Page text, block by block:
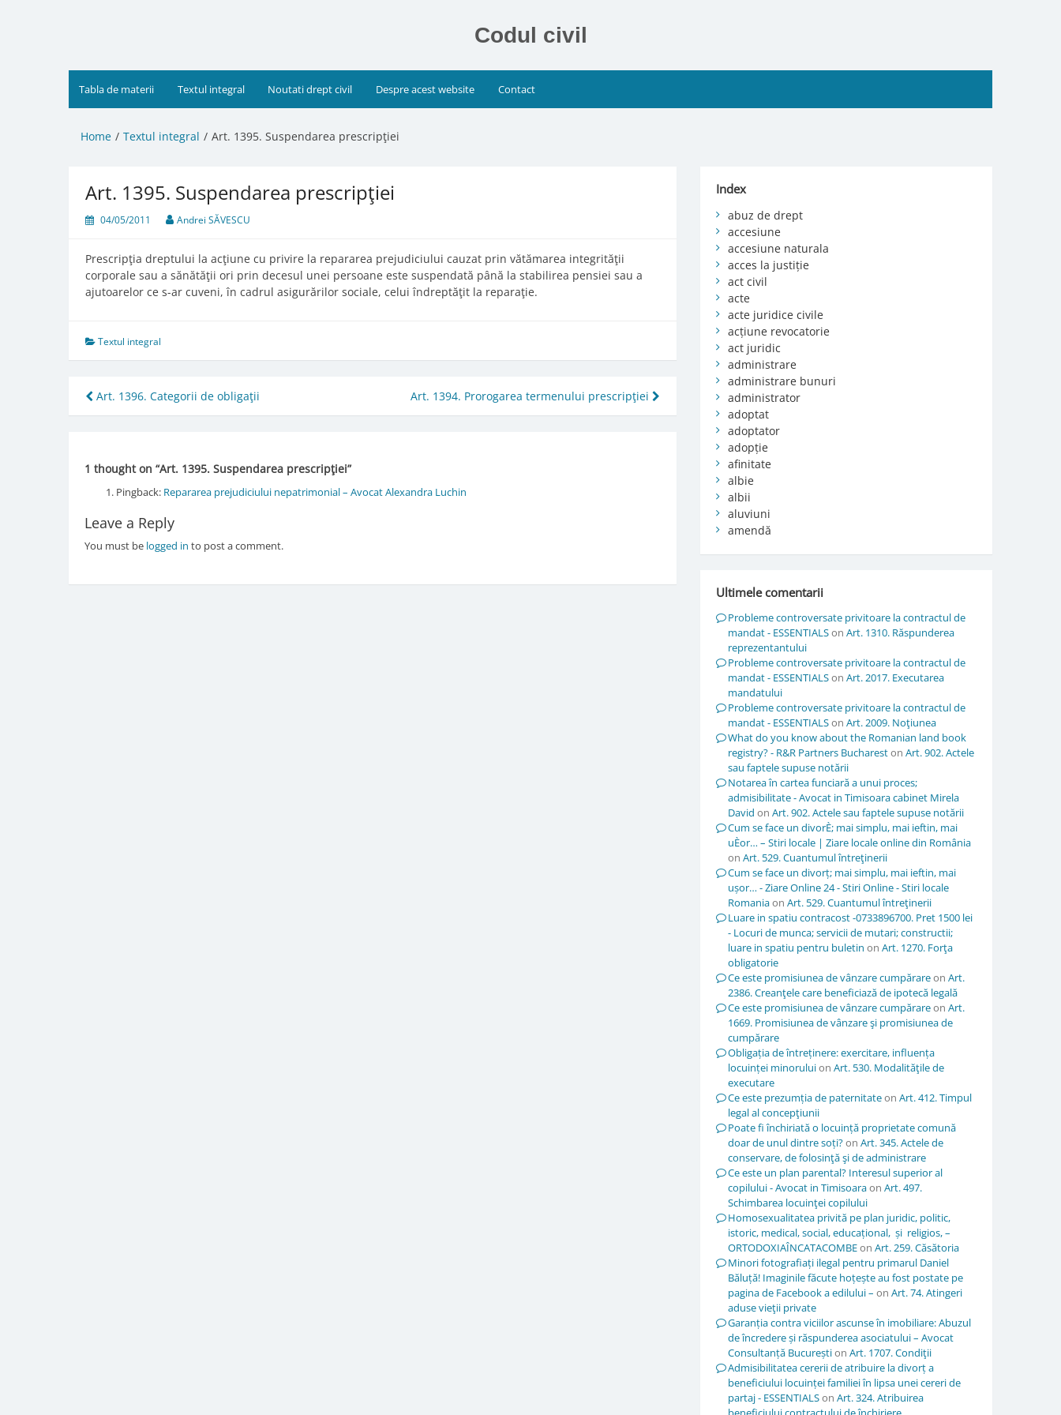
Codul civil
Tabla de materii Textul integral Noutati drept civil Despre acest website Contact
Home Textul integral Art. 1395. Suspendarea prescripţiei
Art. 1395. Suspendarea prescripţiei
04/05/2011 Andrei SĂVESCU
Prescripţia dreptului la acţiune cu privire la repararea prejudiciului cauzat prin vătămarea integrităţii
corporale sau a sănătăţii ori prin decesul unei persoane este suspendată până la stabilirea pensiei sau a
ajutoarelor ce s-ar cuveni, în cadrul asigurărilor sociale, celui îndreptăţit la reparaţie.
Textul integral
Post
navigation
Art. 1396. Categorii de obligaţii Art. 1394. Prorogarea termenului prescripţiei
1 thought on “Art. 1395. Suspendarea prescripţiei”
Pingback: Repararea prejudiciului nepatrimonial – Avocat Alexandra Luchin
Leave a Reply
You must be logged in to post a comment.
Index
abuz de drept
accesiune
accesiune naturala
acces la justiție
act civil
acte
acte juridice civile
acțiune revocatorie
act juridic
administrare
administrare bunuri
administrator
adoptat
adoptator
adopție
afinitate
albie
albii
aluviuni
amendă
Ultimele comentarii
Probleme controversate privitoare la contractul de
mandat - ESSENTIALSon Art. 1310. Răspunderea
reprezentantului
Probleme controversate privitoare la contractul de
mandat - ESSENTIALSon Art. 2017. Executarea
mandatului
Probleme controversate privitoare la contractul de
mandat - ESSENTIALSon Art. 2009. Noţiunea
What do you know about the Romanian land book
registry? - R&R Partners Buchareston Art. 902. Actele
sau faptele supuse notării
Notarea în cartea funciară a unui proces;
admisibilitate - Avocat in Timisoara cabinet Mirela
David on Art. 902. Actele sau faptele supuse notării
Cum se face un divorÈ; mai simplu, mai ieftin, mai
uÈor… – Stiri locale | Ziare locale online din România
on Art. 529. Cuantumul întreţinerii
Cum se face un divorț; mai simplu, mai ieftin, mai
ușor… - Ziare Online 24 - Stiri Online - Stiri locale
Romaniaon Art. 529. Cuantumul întreţinerii
Luare in spatiu contracost -0733896700. Pret 1500 lei
- Locuri de munca; servicii de mutari; constructii;
luare in spatiu pentru buletin on Art. 1270. Forţa
obligatorie
Ce este promisiunea de vânzare cumpărareon Art.
2386. Creanţele care beneficiază de ipotecă legală
Ce este promisiunea de vânzare cumpărareon Art.
1669. Promisiunea de vânzare şi promisiunea de
cumpărare
Obligația de întreținere: exercitare, influența
locuinței minoruluion Art. 530. Modalităţile de
executare
Ce este prezumția de paternitateon Art. 412. Timpul
legal al concepţiunii
Poate fi închiriată o locuință proprietate comună
doar de unul dintre soți?on Art. 345. Actele de
conservare, de folosinţă şi de administrare
Ce este un plan parental? Interesul superior al
copilului - Avocat in Timisoaraon Art. 497.
Schimbarea locuinţei copilului
Homosexualitatea privită pe plan juridic, politic,
istoric, medical, social, educațional, și religios, –
ORTODOXIAÎNCATACOMBEon Art. 259. Căsătoria
Minori fotografiați ilegal pentru primarul Daniel
Băluță! Imaginile făcute hoțește au fost postate pe
pagina de Facebook a edilului – on Art. 74. Atingeri
aduse vieţii private
Garanția contra viciilor ascunse în imobiliare: Abuzul
de încredere și răspunderea asociatului – Avocat
Consultanță Bucureștion Art. 1707. Condiţii
Admisibilitatea cererii de atribuire la divorț a
beneficiului locuinței familiei în lipsa unei cereri de
partaj - ESSENTIALSon Art. 324. Atribuirea